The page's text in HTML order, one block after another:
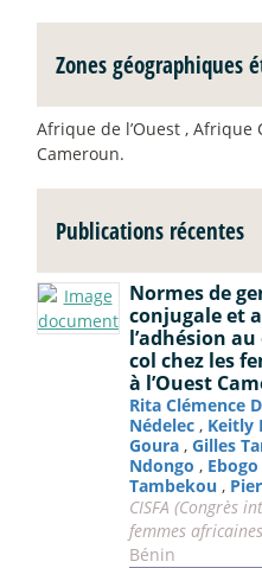
Zones géographiques
Afrique de l’Ouest , Afrique
Cameroun.
Publications récentes
Normes de
conjugale et
l’adhésion
col chez les
à l’Ouest
Rita Clémence
Nédelec , Keitly
Goura , Gilles
Ndongo ,
Tambekou ,
CISFA (Congrès
femmes
Bénin